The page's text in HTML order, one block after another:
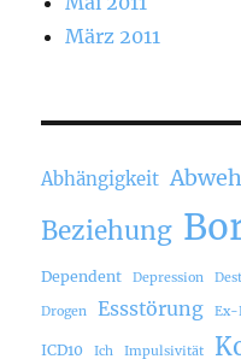
März 2011
Abhängigkeit
Beziehung
Dependent Depression
Drogen Essstörung Ex-
ICD10 Ich Impulsivität